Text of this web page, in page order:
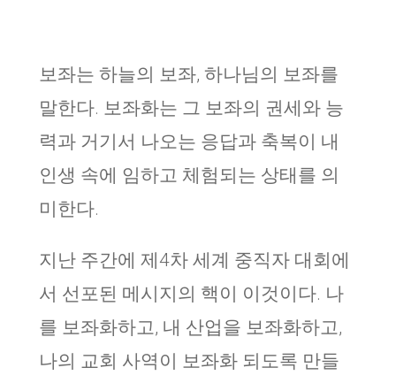
보좌는 하늘의 보좌, 하나님의 보좌를
말한다. 보좌화는 그 보좌의 권세와 능
력과 거기서 나오는 응답과 축복이 내
인생 속에 임하고 체험되는 상태를 의
미한다.
지난 주간에 제4차 세계 중직자 대회에
서 선포된 메시지의 핵이 이것이다. 나
를 보좌화하고, 내 산업을 보좌화하고,
나의 교회 사역이 보좌화 되도록 만들